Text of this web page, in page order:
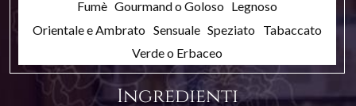
Fumè Gourmand o Goloso Legnoso
Orientale e Ambrato Sensuale Speziato Tabaccato
Verde o Erbaceo
Ingredienti